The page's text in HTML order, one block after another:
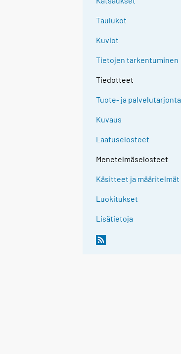
Taulukot
Kuviot
Tietojen tarkentuminen
Tiedotteet
Tuote- ja palvelutarjonta
Kuvaus
Laatuselosteet
Menetelmäselosteet
Käsitteet ja määritelmät
Luokitukset
Lisätietoja